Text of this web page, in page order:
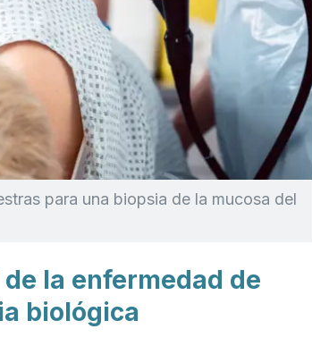
para una biopsia de la mucosa del
la enfermedad de
biológica